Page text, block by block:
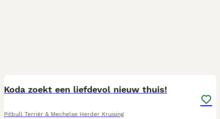
Koda zoekt een liefdevol nieuw thuis!
Pitbull Terriër & Mechelse Herder Kruising